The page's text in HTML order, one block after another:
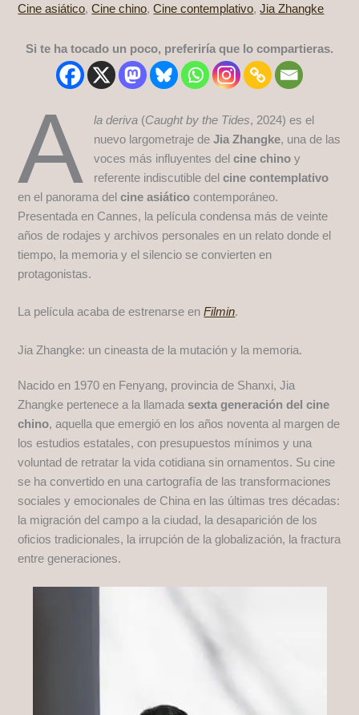
Cine asiático,Cine chino,Cine contemplativo,Jia Zhangke
Si te ha tocado un poco, preferiría que lo compartieras.
A la deriva(Caught by the Tides, 2024) es el
nuevo largometraje de Jia Zhangke, una de las
voces más influyentes del cine chinoy
referente indiscutible del cine contemplativo
en el panorama delcine asiático contemporáneo.
Presentada en Cannes, la película condensa más de veinte
años de rodajes y archivos personales en un relato donde el
tiempo, la memoria y el silencio se convierten en
protagonistas.
La película acaba de estrenarse enFilmin.
Jia Zhangke: un cineasta de la mutación y la memoria.
Nacido en 1970 en Fenyang, provincia de Shanxi, Jia
Zhangke pertenece a la llamada sexta generación del cine
chino, aquella que emergió en los años noventa al margen de
los estudios estatales, con presupuestos mínimos y una
voluntad de retratar la vida cotidiana sin ornamentos. Su cine
se ha convertido en una cartografía de las transformaciones
sociales y emocionales de China en las últimas tres décadas:
la migración del campo a la ciudad, la desaparición de los
oficios tradicionales, la irrupción de la globalización, la fractura
entre generaciones.